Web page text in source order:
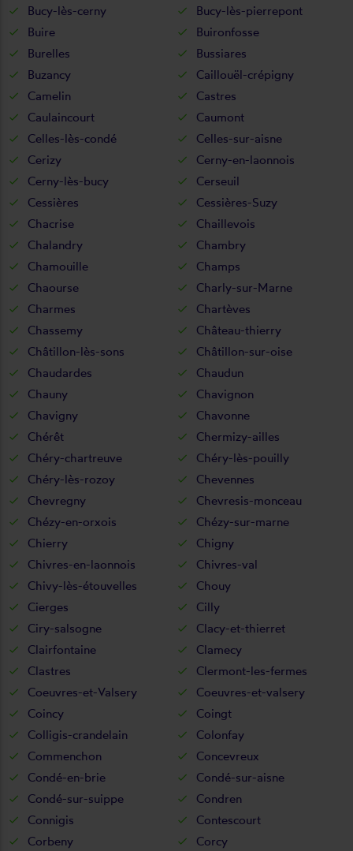
Bucy-lès-cerny
Bucy-lès-pierrepont
Buire
Buironfosse
Burelles
Bussiares
Buzancy
Caillouël-crépigny
Camelin
Castres
Caulaincourt
Caumont
Celles-lès-condé
Celles-sur-aisne
Cerizy
Cerny-en-laonnois
Cerny-lès-bucy
Cerseuil
Cessières
Cessières-Suzy
Chacrise
Chaillevois
Chalandry
Chambry
Chamouille
Champs
Chaourse
Charly-sur-Marne
Charmes
Chartèves
Chassemy
Château-thierry
Châtillon-lès-sons
Châtillon-sur-oise
Chaudardes
Chaudun
Chauny
Chavignon
Chavigny
Chavonne
Chérêt
Chermizy-ailles
Chéry-chartreuve
Chéry-lès-pouilly
Chéry-lès-rozoy
Chevennes
Chevregny
Chevresis-monceau
Chézy-en-orxois
Chézy-sur-marne
Chierry
Chigny
Chivres-en-laonnois
Chivres-val
Chivy-lès-étouvelles
Chouy
Cierges
Cilly
Ciry-salsogne
Clacy-et-thierret
Clairfontaine
Clamecy
Clastres
Clermont-les-fermes
Coeuvres-et-Valsery
Coeuvres-et-valsery
Coincy
Coingt
Colligis-crandelain
Colonfay
Commenchon
Concevreux
Condé-en-brie
Condé-sur-aisne
Condé-sur-suippe
Condren
Connigis
Contescourt
Corbeny
Corcy